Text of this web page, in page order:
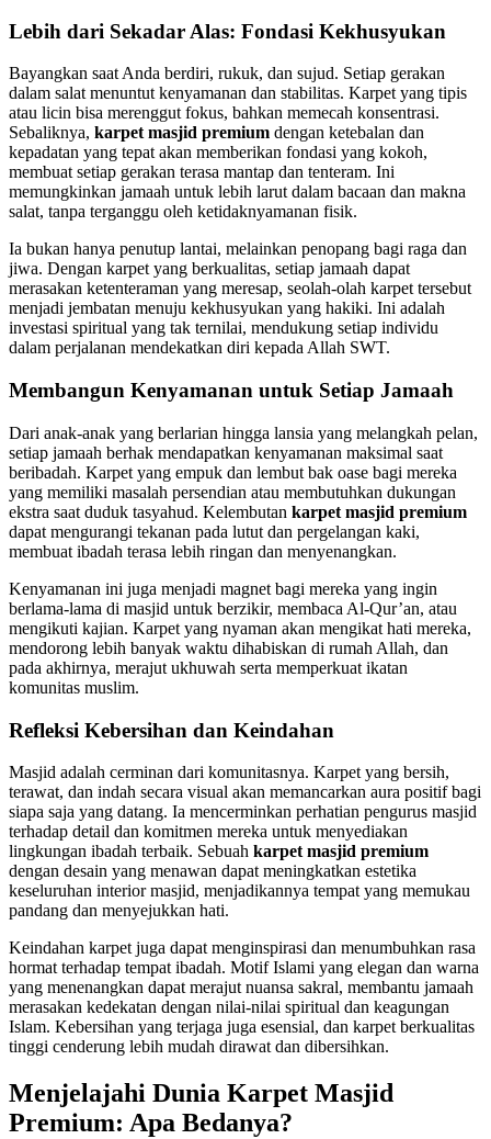
Lebih dari Sekadar Alas: Fondasi Kekhusyukan
Bayangkan saat Anda berdiri, rukuk, dan sujud. Setiap gerakan
dalam salat menuntut kenyamanan dan stabilitas. Karpet yang tipis
atau licin bisa merenggut fokus, bahkan memecah konsentrasi.
Sebaliknya, karpet masjid premium dengan ketebalan dan
kepadatan yang tepat akan memberikan fondasi yang kokoh,
membuat setiap gerakan terasa mantap dan tenteram. Ini
memungkinkan jamaah untuk lebih larut dalam bacaan dan makna
salat, tanpa terganggu oleh ketidaknyamanan fisik.
Ia bukan hanya penutup lantai, melainkan penopang bagi raga dan
jiwa. Dengan karpet yang berkualitas, setiap jamaah dapat
merasakan ketenteraman yang meresap, seolah-olah karpet tersebut
menjadi jembatan menuju kekhusyukan yang hakiki. Ini adalah
investasi spiritual yang tak ternilai, mendukung setiap individu
dalam perjalanan mendekatkan diri kepada Allah SWT.
Membangun Kenyamanan untuk Setiap Jamaah
Dari anak-anak yang berlarian hingga lansia yang melangkah pelan,
setiap jamaah berhak mendapatkan kenyamanan maksimal saat
beribadah. Karpet yang empuk dan lembut bak oase bagi mereka
yang memiliki masalah persendian atau membutuhkan dukungan
ekstra saat duduk tasyahud. Kelembutan karpet masjid premium
dapat mengurangi tekanan pada lutut dan pergelangan kaki,
membuat ibadah terasa lebih ringan dan menyenangkan.
Kenyamanan ini juga menjadi magnet bagi mereka yang ingin
berlama-lama di masjid untuk berzikir, membaca Al-Qur’an, atau
mengikuti kajian. Karpet yang nyaman akan mengikat hati mereka,
mendorong lebih banyak waktu dihabiskan di rumah Allah, dan
pada akhirnya, merajut ukhuwah serta memperkuat ikatan
komunitas muslim.
Refleksi Kebersihan dan Keindahan
Masjid adalah cerminan dari komunitasnya. Karpet yang bersih,
terawat, dan indah secara visual akan memancarkan aura positif bagi
siapa saja yang datang. Ia mencerminkan perhatian pengurus masjid
terhadap detail dan komitmen mereka untuk menyediakan
lingkungan ibadah terbaik. Sebuah karpet masjid premium
dengan desain yang menawan dapat meningkatkan estetika
keseluruhan interior masjid, menjadikannya tempat yang memukau
pandang dan menyejukkan hati.
Keindahan karpet juga dapat menginspirasi dan menumbuhkan rasa
hormat terhadap tempat ibadah. Motif Islami yang elegan dan warna
yang menenangkan dapat merajut nuansa sakral, membantu jamaah
merasakan kedekatan dengan nilai-nilai spiritual dan keagungan
Islam. Kebersihan yang terjaga juga esensial, dan karpet berkualitas
tinggi cenderung lebih mudah dirawat dan dibersihkan.
Menjelajahi Dunia Karpet Masjid
Premium: Apa Bedanya?